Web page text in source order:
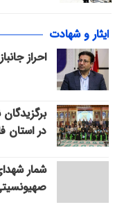
ایثار و شهادت
احراز
در
شمار
صهیونسیتی به